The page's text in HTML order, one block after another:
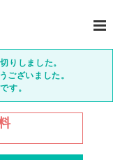
りしました。
ございました。
す。